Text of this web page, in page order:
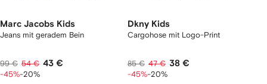
Marc Jacobs Kids
Jeans mit geradem Bein
99 € 54 € 43 €
-45%-20%
Dkny Kids
Cargohose mit Logo-Print
85 € 47 € 38 €
-45%-20%